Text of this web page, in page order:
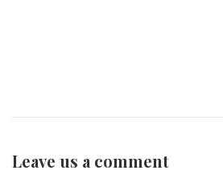
Leave us a comment